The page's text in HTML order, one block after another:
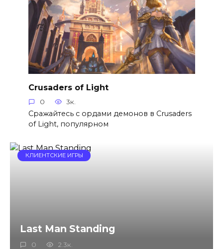
Crusaders of Light
0 3к.
Сражайтесь с ордами демонов в Crusaders
of Light, популярном
КЛИЕНТСКИЕ ИГРЫ
Last Man Standing
0 2.3к.